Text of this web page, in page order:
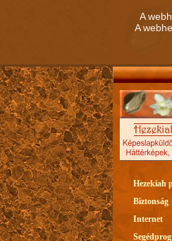
Hezekiah
Biztonság
Internet
A
A